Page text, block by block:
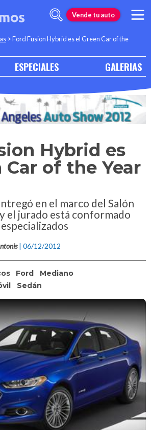
Vende tu auto
>Ford Fusion Hybrid es el Green Car of the
ESPECIALES GALERIAS
Hybrid es
Car of the Year
en el marco del Salón
el jurado está conformado
| 06/12/2012
Ford
Mediano
Sedán